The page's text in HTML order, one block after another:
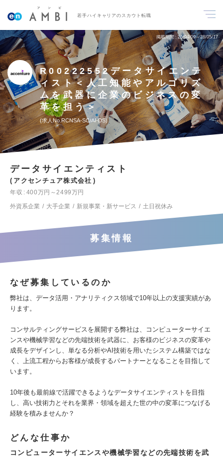
若手ハイキャリアのスカウト転職
掲載期間 26/04/09～28/05/17
R00222552データサイエンテ
ィスト＜人工知能やアルゴリズ
ムを武器に企業のビジネスの変
革を担う＞
求人No.RCNSA-SC/AI-DS
データサイエンティスト
アクセンチュア株式会社
年収
400万円～2499万円
外資系企業
大手企業 新規事業・新サービス 土日祝休み
募集情報
なぜ募集しているのか
弊社は、データ活用・アナリティクス領域で10年以上の支援実績があ
ります。
コンサルティングサービスを展開する弊社は、コンピューターサイエ
ンスや機械学習などの先端技術を武器に、お客様のビジネスの変革や
成長をデザインし、単なる分析やAI技術を用いたシステム構築ではな
く、上流工程からお客様が成長するパートナーとなることを目指して
います。
10年後も最前線で活躍できるようなデータサイエンティストを目指
し、高い技術力とそれを業界・領域を超えた世の中の変革につなげる
経験を積みませんか？
どんな仕事か
コンピューターサイエンスや機械学習などの先端技術を武